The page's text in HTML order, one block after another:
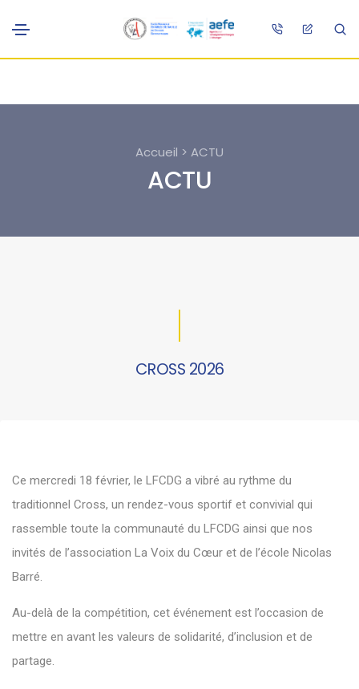
Accueil > ACTU
ACTU
CROSS 2026
Ce mercredi 18 février, le LFCDG a vibré au rythme du
traditionnel Cross, un rendez-vous sportif et convivial qui
rassemble toute la communauté du LFCDG ainsi que nos
invités de l’association La Voix du Cœur et de l’école Nicolas
Barré.
Au-delà de la compétition, cet événement est l’occasion de
mettre en avant les valeurs de solidarité, d’inclusion et de
partage.